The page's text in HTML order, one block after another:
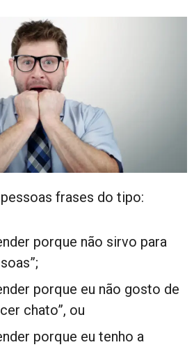
frases do tipo:
porque não sirvo para
porque eu não gosto de
chato”, ou
porque eu tenho a